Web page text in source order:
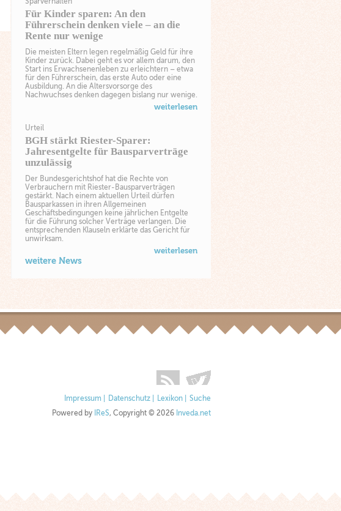
Für Kinder sparen: An den
Führerschein denken viele – an die
Rente nur wenige
Die meisten Eltern legen regelmäßig Geld für ihre
Kinder zurück. Dabei geht es vor allem darum, den
Start ins Erwachsenenleben zu erleichtern – etwa
für den Führerschein, das erste Auto oder eine
Ausbildung. An die Altersvorsorge des
Nachwuchses denken dagegen bislang nur wenige.
weiterlesen
Urteil
BGH stärkt Riester-Sparer:
Jahresentgelte für Bausparverträge
unzulässig
Der Bundesgerichtshof hat die Rechte von
Verbrauchern mit Riester-Bausparverträgen
gestärkt. Nach einem aktuellen Urteil dürfen
Bausparkassen in ihren Allgemeinen
Geschäftsbedingungen keine jährlichen Entgelte
für die Führung solcher Verträge verlangen. Die
entsprechenden Klauseln erklärte das Gericht für
unwirksam.
weiterlesen
weitere News
Impressum Datenschutz Lexikon
Suche
Powered by
IReS, Copyright © 2026 Inveda.net